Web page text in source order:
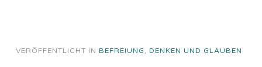
VERÖFFENTLICHT IN BEFREIUNG, DENKEN UND GLAUBEN